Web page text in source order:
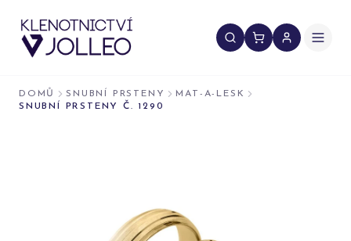
DOMŮ SNUBNÍ PRSTENY
MAT-A-LESK
SNUBNÍ PRSTENY Č. 1290